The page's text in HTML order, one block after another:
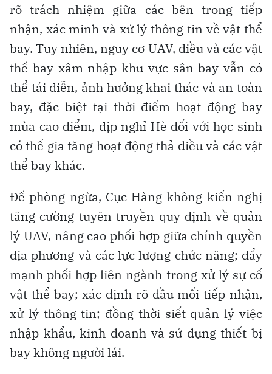
rõ trách nhiệm giữa các bên trong tiếp
nhận, xác minh và xử lý thông tin về vật thể
bay. Tuy nhiên, nguy cơ UAV, diều và các vật
thể bay xâm nhập khu vực sân bay vẫn có
thể tái diễn, ảnh hưởng khai thác và an toàn
bay, đặc biệt tại thời điểm hoạt động bay
mùa cao điểm, dịp nghỉ Hè đối với học sinh
có thể gia tăng hoạt động thả diều và các vật
thể bay khác.
Để phòng ngừa, Cục Hàng không kiến nghị
tăng cường tuyên truyền quy định về quản
lý UAV, nâng cao phối hợp giữa chính quyền
địa phương và các lực lượng chức năng; đẩy
mạnh phối hợp liên ngành trong xử lý sự cố
vật thể bay; xác định rõ đầu mối tiếp nhận,
xử lý thông tin; đồng thời siết quản lý việc
nhập khẩu, kinh doanh và sử dụng thiết bị
bay không người lái.